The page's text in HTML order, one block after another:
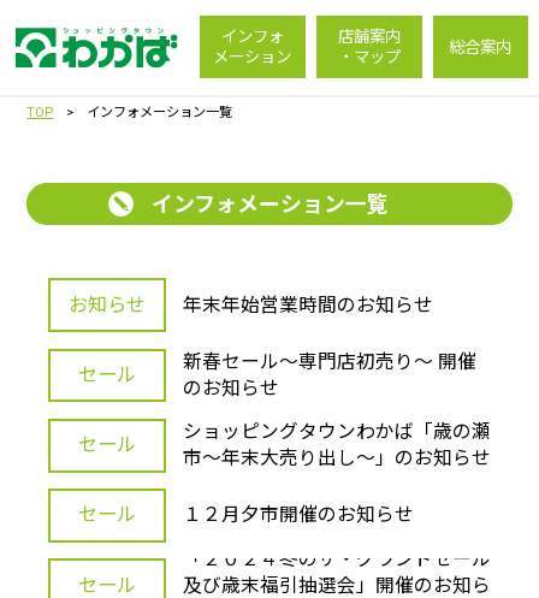
インフォ
メーション
店舗案内
・マップ
総合案内
TOP > インフォメーション一覧
インフォメーション一覧
お知らせ 年末年始営業時間のお知らせ
セール
新春セール～専門店初売り～ 開催
のお知らせ
セール
ショッピングタウンわかば「歳の瀬
市～年末大売り出し～」のお知らせ
セール １２月夕市開催のお知らせ
セール
「２０２４冬のザ・グランドセール
及び歳末福引抽選会」開催のお知ら